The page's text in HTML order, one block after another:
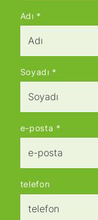
Adı *
Soyadı *
e-posta *
telefon